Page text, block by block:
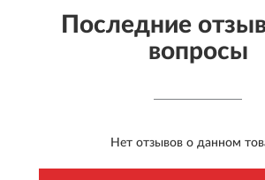
Последние
вопросы
Нет отзывов о данном